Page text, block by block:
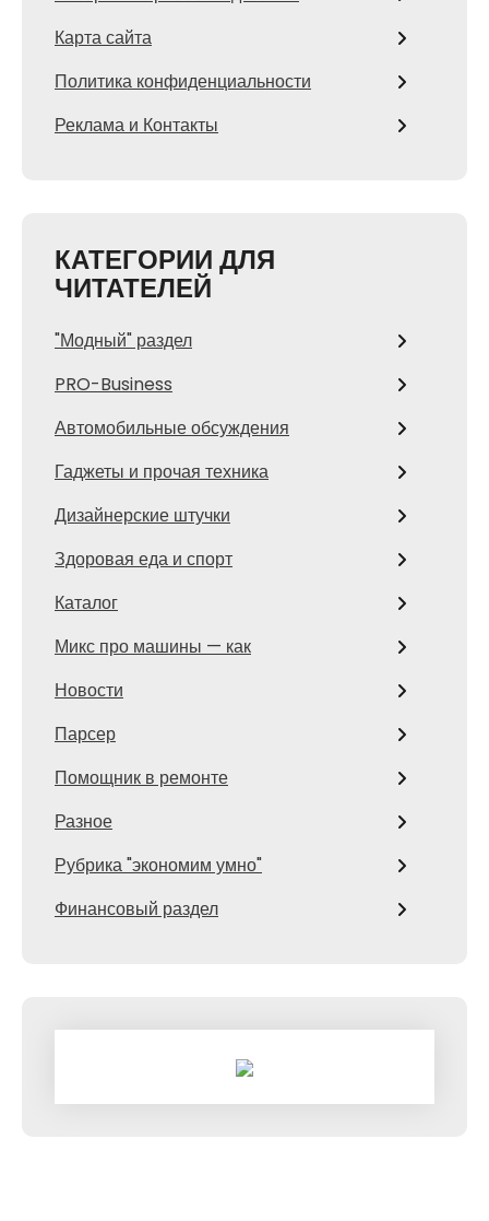
Карта сайта
Политика конфиденциальности
Реклама и Контакты
КАТЕГОРИИ ДЛЯ
ЧИТАТЕЛЕЙ
"Модный" раздел
PRO-Business
Автомобильные обсуждения
Гаджеты и прочая техника
Дизайнерские штучки
Здоровая еда и спорт
Каталог
Микс про машины — как
Новости
Парсер
Помощник в ремонте
Разное
Рубрика "экономим умно"
Финансовый раздел